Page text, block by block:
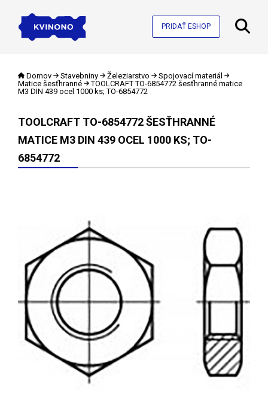
PRIDAŤ ESHOP
Domov Stavebniny Železiarstvo
Spojovací materiál
Matice šesťhranné
TOOLCRAFT TO-6854772 šesťhranné matice
M3 DIN 439 ocel 1000 ks; TO-6854772
TOOLCRAFT TO-6854772 ŠESŤHRANNÉ
MATICE M3 DIN 439 OCEL 1000 KS; TO-
6854772